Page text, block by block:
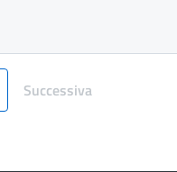
Pagina
Successiva